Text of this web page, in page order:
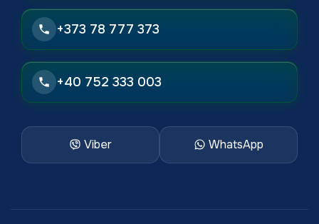
+373 78 777 373
+40 752 333 003
Viber WhatsApp